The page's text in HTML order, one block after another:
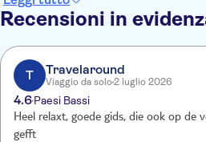
Recensioni in
T Travelaround
Viaggio da solo2 luglio 2026
4.6Paesi Bassi
Heel relaxt, goede gids, die ook op de
gefft